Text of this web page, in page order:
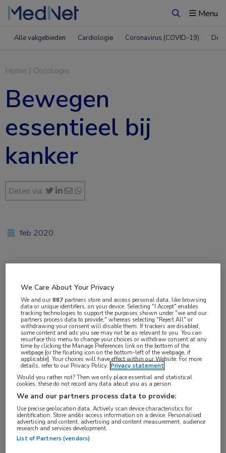
ZoekenMenu
Alle vakgebieden Cardiologie Coronavirus (COVID-19)
Home | Oncologie
Bewegen
essentieel bij
kanker
Delen via:
Beweging is belangrijk voor de preventie,
behandeling, het herstel en de overlevingskans
bij kanker. Daarom zijn er nu duidelijke
aanbevelingenvoor beweging bij
kankerpatiënten.
feb 2020
Oncologie
Tags:
bewegen
We Care About Your Privacy
We and our887 partners store and access personal data, like browsing
data or unique identifiers, on your device. Selecting "I Accept" enables
tracking technologies to support the purposes shown under "we and our
partners process data to provide," whereas selecting "Reject All" or
withdrawing your consent will disable them. If trackers are disabled,
some content and ads you see may not be as relevant to you. You can
resurface this menu to change your choices or withdraw consent at any
time by clicking the Manage Preferences link on the bottom of the
webpage [or the floating icon on the bottom-left of the webpage, if
applicable]. Your choices will have effect within our Website. For more
details, refer to our Privacy Policy. Privacy statement
Would you rather not? Then we only place essential and statistical
cookies, these do not record any data about you as a person
We and our partners process data to provide:
Use precise geolocation data. Actively scan device characteristics for
identification. Store and/or access information on a device. Personalised
advertising and content, advertising and content measurement, audience
research and services development.
List of Partners (vendors)